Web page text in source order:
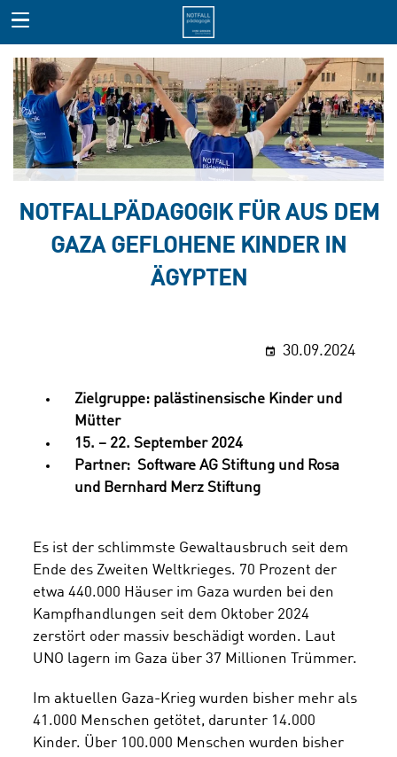
NOTFALLPÄDAGOGIK FÜR AUS DEM
GAZA GEFLOHENE KINDER IN
ÄGYPTEN
30.09.2024
Zielgruppe: palästinensische Kinder und
Mütter
15. – 22. September 2024
Partner: Software AG Stiftung und Rosa
und Bernhard Merz Stiftung
Es ist der schlimmste Gewaltausbruch seit dem
Ende des Zweiten Weltkrieges. 70 Prozent der
etwa 440.000 Häuser im Gaza wurden bei den
Kampfhandlungen seit dem Oktober 2024
zerstört oder massiv beschädigt worden. Laut
UNO lagern im Gaza über 37 Millionen Trümmer.
Im aktuellen Gaza-Krieg wurden bisher mehr als
41.000 Menschen getötet, darunter 14.000
Kinder. Über 100.000 Menschen wurden bisher